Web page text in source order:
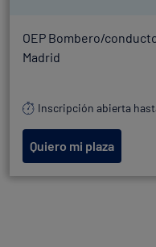
OEP Bombero/
Madrid
Inscripción abierta
Quiero mi plaza